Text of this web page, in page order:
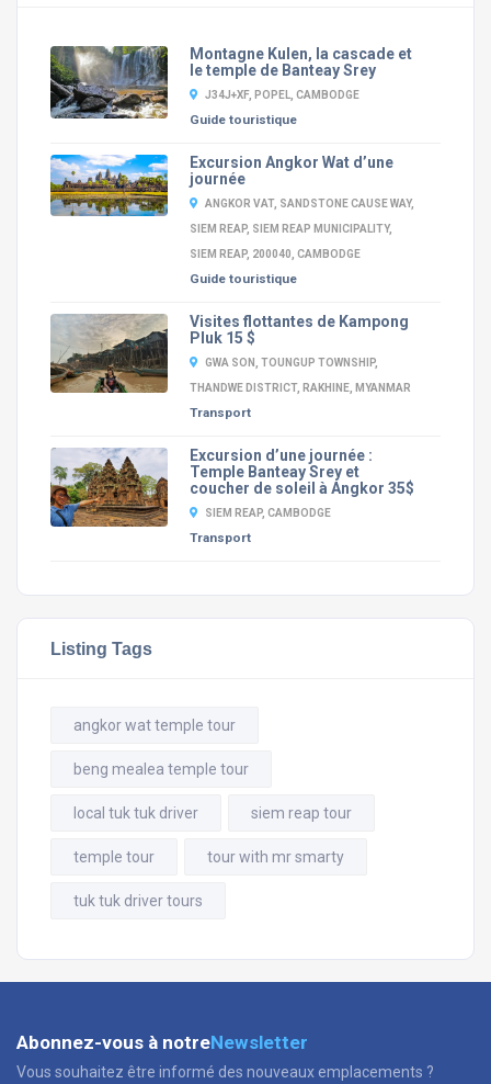
Montagne Kulen, la cascade et
le temple de Banteay Srey
J34J+XF, POPEL, CAMBODGE
Guide touristique
Excursion Angkor Wat d’une
journée
ANGKOR VAT, SANDSTONE CAUSE WAY,
SIEM REAP, SIEM REAP MUNICIPALITY,
SIEM REAP, 200040, CAMBODGE
Guide touristique
Visites flottantes de Kampong
Pluk 15 $
GWA SON, TOUNGUP TOWNSHIP,
THANDWE DISTRICT, RAKHINE, MYANMAR
Transport
Excursion d’une journée :
Temple Banteay Srey et
coucher de soleil à Angkor 35$
SIEM REAP, CAMBODGE
Transport
Listing Tags
angkor wat temple tour
beng mealea temple tour
local tuk tuk driver siem reap tour
temple tour tour with mr smarty
tuk tuk driver tours
Abonnez-vous à notreNewsletter
Vous souhaitez être informé des nouveaux emplacements ?